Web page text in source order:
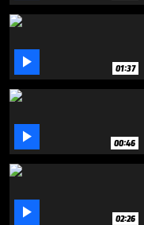
 01:37
 00:46
 02:26